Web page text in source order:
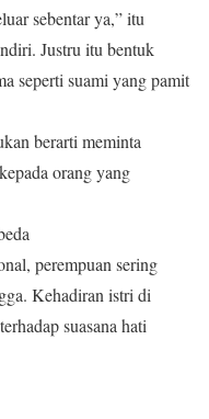
sebentar ya,” itu
Justru itu bentuk
seperti suami yang pamit
berarti meminta
orang yang
perempuan sering
Kehadiran istri di
suasana hati